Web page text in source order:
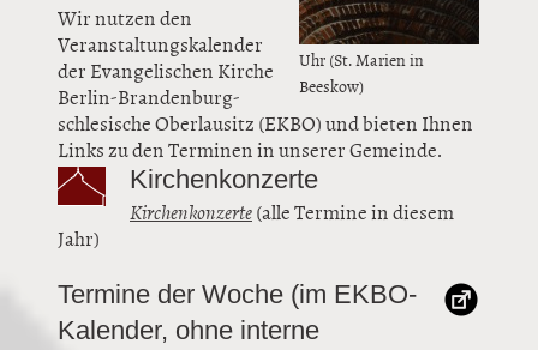
Uhr (St. Marien in
Beeskow)
Wir nutzen den
Veranstaltungskalender
der Evangelischen Kirche
Berlin-Brandenburg-
schlesische Oberlausitz (EKBO) und bieten Ihnen
Links zu den Terminen in unserer Gemeinde.
Kirchenkonzerte
Kirchenkonzerte(alle Termine in diesem
Jahr)
Termine der Woche (im EKBO-
Kalender, ohne interne